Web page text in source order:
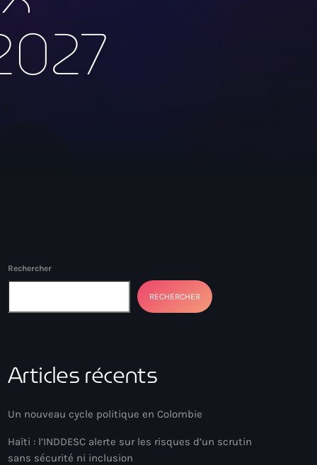
Rechercher
RECHERCHER
Articles récents
Un nouveau cycle politique en Colombie
Haïti : l’INDDESC alerte sur les risques d’un scrutin
sans sécurité ni inclusion